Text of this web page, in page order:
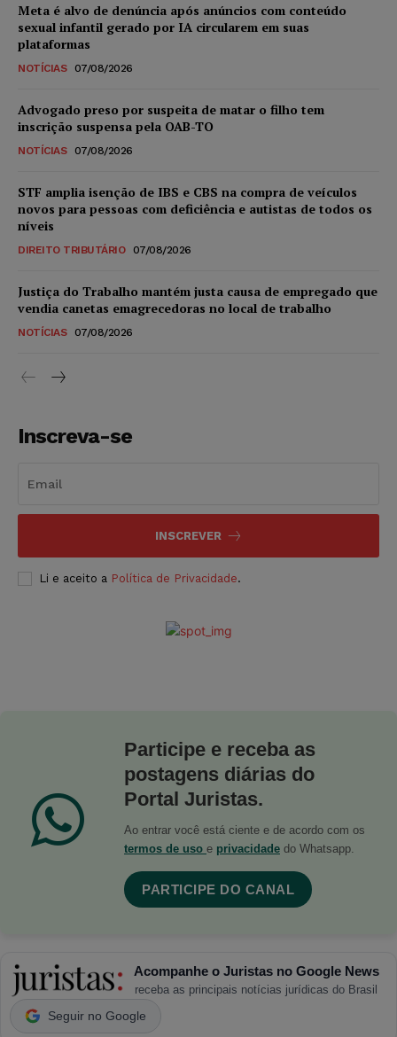
Meta é alvo de denúncia após anúncios com conteúdo
sexual infantil gerado por IA circularem em suas
plataformas
NOTÍCIAS 07/08/2026
Advogado preso por suspeita de matar o filho tem
inscrição suspensa pela OAB-TO
NOTÍCIAS 07/08/2026
STF amplia isenção de IBS e CBS na compra de veículos
novos para pessoas com deficiência e autistas de todos os
níveis
DIREITO TRIBUTÁRIO 07/08/2026
Justiça do Trabalho mantém justa causa de empregado que
vendia canetas emagrecedoras no local de trabalho
NOTÍCIAS 07/08/2026
Inscreva-se
INSCREVER
Li e aceito a Política de Privacidade.
Participe e receba as
postagens diárias do
Portal Juristas.
Ao entrar você está ciente e de acordo com os
termos de uso e privacidade do Whatsapp.
PARTICIPE DO CANAL
Acompanhe o Juristas no Google News
receba as principais notícias jurídicas do Brasil
Seguir no Google